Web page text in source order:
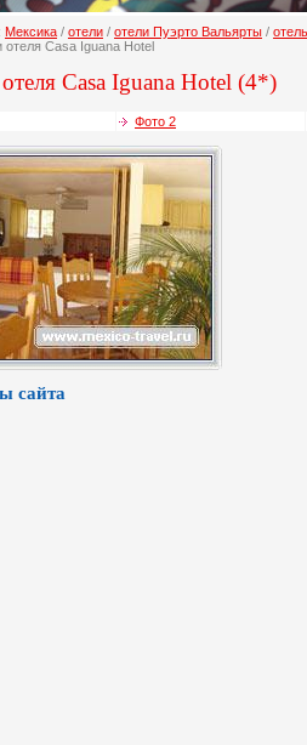
Мексика / отели / отели Пуэрто Вальярты /
Casa Iguana Hotel
Casa Iguana Hotel (4*)
Фото 2
сайта